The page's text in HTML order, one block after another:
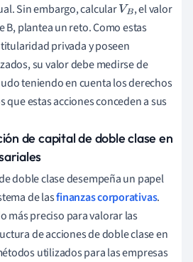
Sin embargo, calcularVB , el valor
B, plantea un reto. Como estas
privada y poseen
su valor debe medirse de
teniendo en cuenta los derechos
que estas acciones conceden a sus
de capital de doble clase en
doble clase desempeña un papel
de lasfinanzas corporativas.
más preciso para valorar las
de acciones de doble clase en
utilizados para las empresas